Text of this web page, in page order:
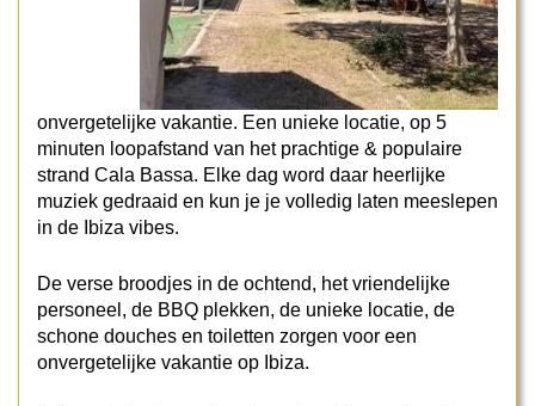
onvergetelijke vakantie. Een unieke locatie, op 5
minuten loopafstand van het prachtige & populaire
strand Cala Bassa. Elke dag word daar heerlijke
muziek gedraaid en kun je je volledig laten meeslepen
in de Ibiza vibes.
De verse broodjes in de ochtend, het vriendelijke
personeel, de BBQ plekken, de unieke locatie, de
schone douches en toiletten zorgen voor een
onvergetelijke vakantie op Ibiza.